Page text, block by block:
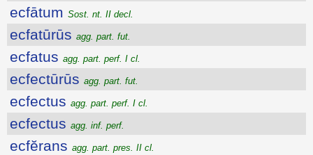
ecfātum Sost. nt. II decl.
ecfatūrūs agg. part. fut.
ecfatus agg. part. perf. I cl.
ecfectūrūs agg. part. fut.
ecfectus agg. part. perf. I cl.
ecfectus agg. inf. perf.
ecfĕrans agg. part. pres. II cl.